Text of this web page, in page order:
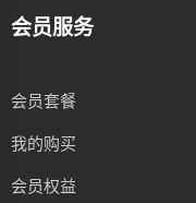
会员服务
会员套餐
我的购买
会员权益